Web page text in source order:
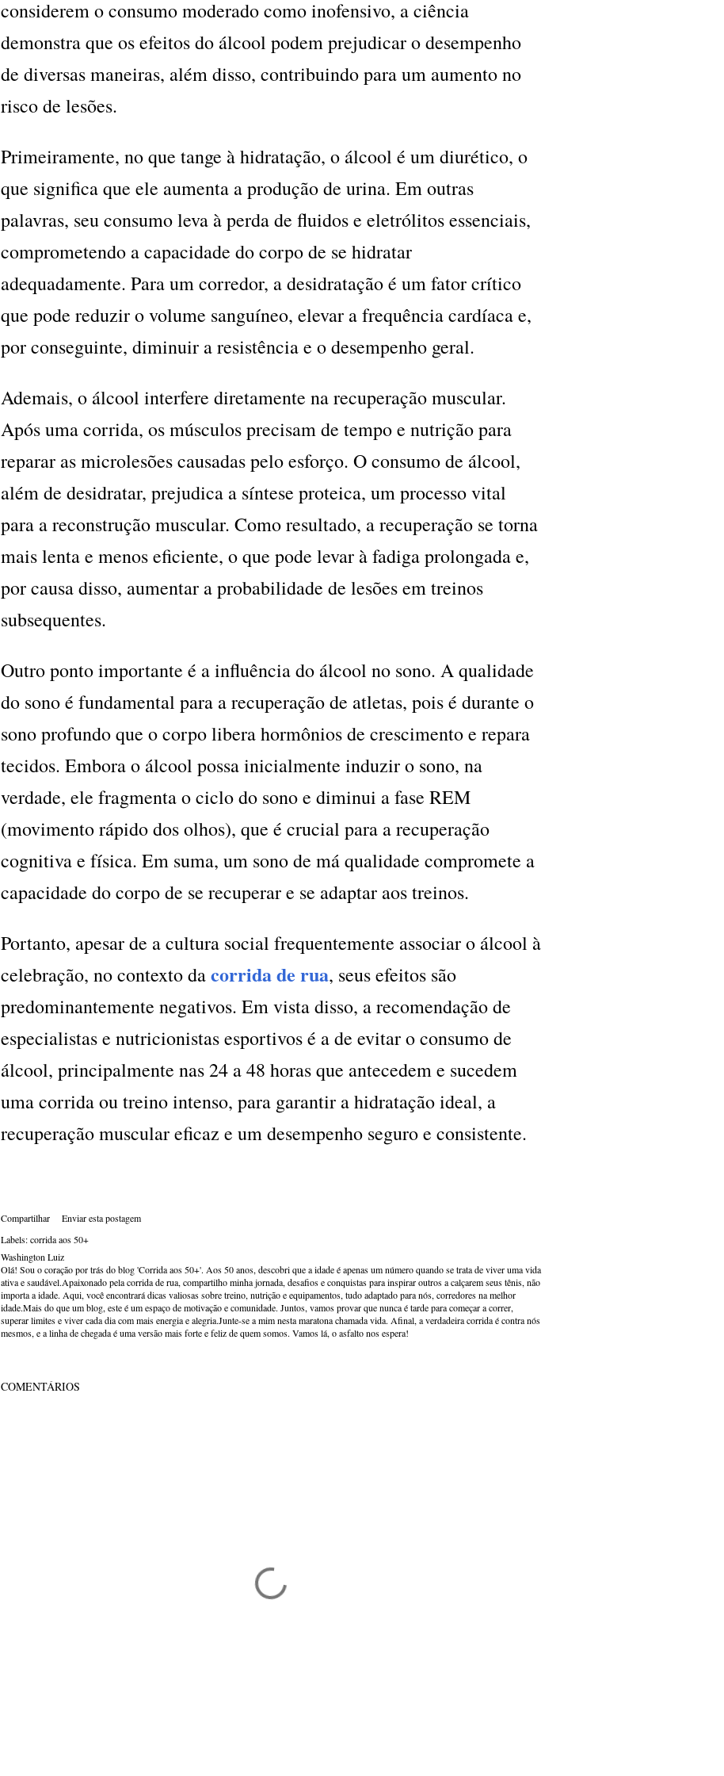
considerem o consumo moderado como inofensivo, a ciência
demonstra que os efeitos do álcool podem prejudicar o desempenho
de diversas maneiras, além disso, contribuindo para um aumento no
risco de lesões.
Primeiramente, no que tange à hidratação, o álcool é um diurético, o
que significa que ele aumenta a produção de urina. Em outras
palavras, seu consumo leva à perda de fluidos e eletrólitos essenciais,
comprometendo a capacidade do corpo de se hidratar
adequadamente. Para um corredor, a desidratação é um fator crítico
que pode reduzir o volume sanguíneo, elevar a frequência cardíaca e,
por conseguinte, diminuir a resistência e o desempenho geral.
Ademais, o álcool interfere diretamente na recuperação muscular.
Após uma corrida, os músculos precisam de tempo e nutrição para
reparar as microlesões causadas pelo esforço. O consumo de álcool,
além de desidratar, prejudica a síntese proteica, um processo vital
para a reconstrução muscular. Como resultado, a recuperação se torna
mais lenta e menos eficiente, o que pode levar à fadiga prolongada e,
por causa disso, aumentar a probabilidade de lesões em treinos
subsequentes.
Outro ponto importante é a influência do álcool no sono. A qualidade
do sono é fundamental para a recuperação de atletas, pois é durante o
sono profundo que o corpo libera hormônios de crescimento e repara
tecidos. Embora o álcool possa inicialmente induzir o sono, na
verdade, ele fragmenta o ciclo do sono e diminui a fase REM
(movimento rápido dos olhos), que é crucial para a recuperação
cognitiva e física. Em suma, um sono de má qualidade compromete a
capacidade do corpo de se recuperar e se adaptar aos treinos.
Portanto, apesar de a cultura social frequentemente associar o álcool à
celebração, no contexto dacorrida de rua, seus efeitos são
predominantemente negativos. Em vista disso, a recomendação de
especialistas e nutricionistas esportivos é a de evitar o consumo de
álcool, principalmente nas 24 a 48 horas que antecedem e sucedem
uma corrida ou treino intenso, para garantir a hidratação ideal, a
recuperação muscular eficaz e um desempenho seguro e consistente.
Compartilhar
Enviar esta postagem
Labels:corrida aos 50+
Washington Luiz
Olá! Sou o coração por trás do blog 'Corrida aos 50+'. Aos 50 anos, descobri que a idade é apenas um número quando se trata de viver uma vida
ativa e saudável.Apaixonado pela corrida de rua, compartilho minha jornada, desafios e conquistas para inspirar outros a calçarem seus tênis, não
importa a idade. Aqui, você encontrará dicas valiosas sobre treino, nutrição e equipamentos, tudo adaptado para nós, corredores na melhor
idade.Mais do que um blog, este é um espaço de motivação e comunidade. Juntos, vamos provar que nunca é tarde para começar a correr,
superar limites e viver cada dia com mais energia e alegria.Junte-se a mim nesta maratona chamada vida. Afinal, a verdadeira corrida é contra nós
mesmos, e a linha de chegada é uma versão mais forte e feliz de quem somos. Vamos lá, o asfalto nos espera!
COMENTÁRIOS